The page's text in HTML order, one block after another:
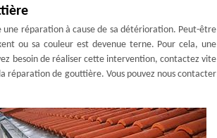
une réparation à cause de sa détérioration. Peut-être
ou sa couleur est devenue terne. Pour cela, une
besoin de réaliser cette intervention, contactez vite
réparation de gouttière. Vous pouvez nous contacter